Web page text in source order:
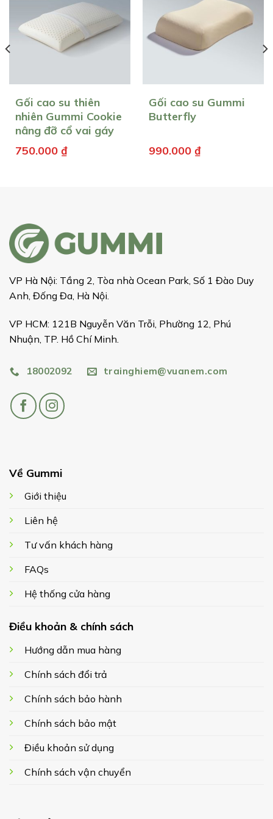
Gối cao su thiên
nhiên Gummi Cookie
nâng đỡ cổ vai gáy
750.000 ₫
Gối cao su Gummi
Butterfly
990.000 ₫
VP Hà Nội: Tầng 2, Tòa nhà Ocean Park, Số 1 Đào Duy
Anh, Đống Đa, Hà Nội.
VP HCM: 121B Nguyễn Văn Trỗi, Phường 12, Phú
Nhuận, TP. Hồ Chí Minh.
18002092 trainghiem@vuanem.com
Về Gummi
Giới thiệu
Liên hệ
Tư vấn khách hàng
FAQs
Hệ thống cửa hàng
Điều khoản & chính sách
Hướng dẫn mua hàng
Chính sách đổi trả
Chính sách bảo hành
Chính sách bảo mật
Điều khoản sử dụng
Chính sách vận chuyển